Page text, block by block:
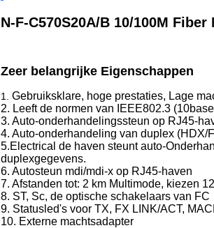
N-F-C570S20A/B 10/100M
Zeer belangrijke Eigenschappen
1. Gebruiksklare, hoge prestaties, Lage
2. Leeft de normen van IEEE802.3
3. Auto-onderhandelingssteun op RJ45-
4. Auto-onderhandeling van duplex (HDX/
5.Electrical de haven steunt auto-
duplexgegevens.
6. Autosteun mdi/mdi-x op RJ45-haven
7. Afstanden tot: 2 km Multimode, kiezen
8. ST, Sc, de optische schakelaars van FC
9. Statusled's voor TX, FX LINK/ACT,
10. Externe machtsadapter